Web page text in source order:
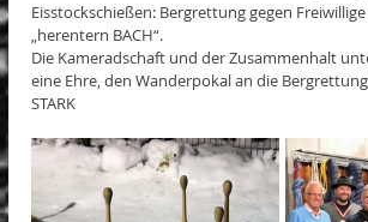
Eisstockschießen: Bergrettung gegen
„herentern BACH“.
Die Kameradschaft und der Zusammenhalt
eine Ehre, den Wanderpokal an die
STARK